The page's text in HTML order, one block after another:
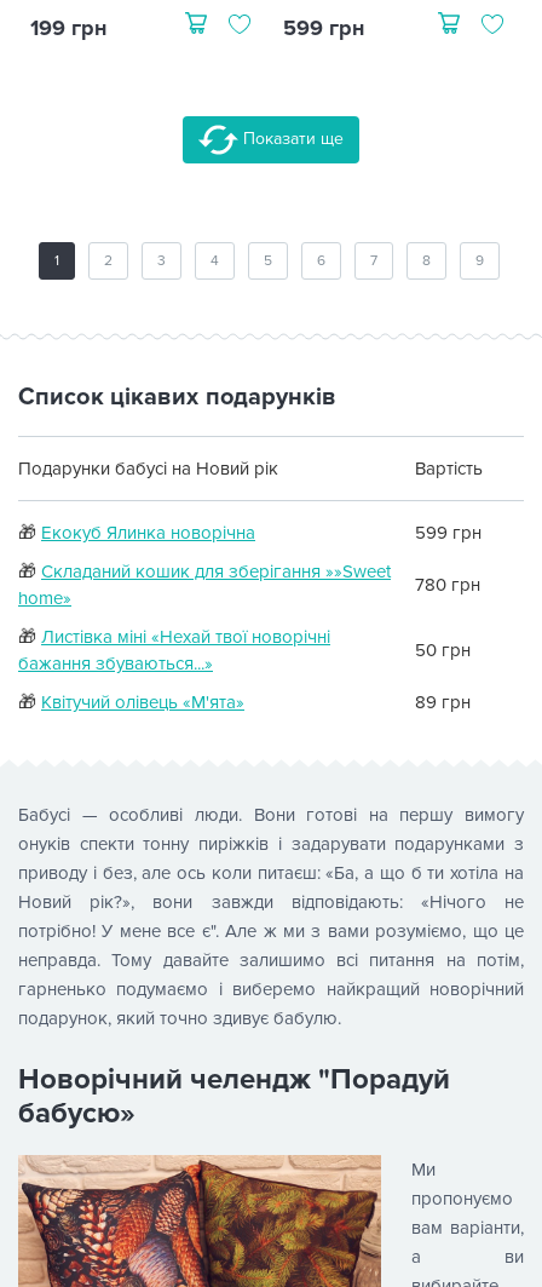
199 грн 599 грн
Показати ще
1 2 3 4 5 6 7 8 9
Список цікавих подарунків
Подарунки бабусі на Новий рік Вартість
🎁 Екокуб Ялинка новорічна
599 грн
🎁 Складаний кошик для зберігання »»Sweet
home»
780 грн
🎁 Листівка міні «Нехай твої новорічні
бажання збуваються...»
50 грн
🎁 Квітучий олівець «М'ята» 89 грн
Бабусі — особливі люди. Вони готові на першу вимогу
онуків спекти тонну пиріжків і задарувати подарунками з
приводу і без, але ось коли питаєш: «Ба, а що б ти хотіла на
Новий рік?», вони завжди відповідають: «Нічого не
потрібно! У мене все є". Але ж ми з вами розуміємо, що це
неправда. Тому давайте залишимо всі питання на потім,
гарненько подумаємо і виберемо найкращий новорічний
подарунок, який точно здивує бабулю.
Новорічний челендж "Порадуй
бабусю»
Ми
пропонуємо
вам варіанти,
а ви